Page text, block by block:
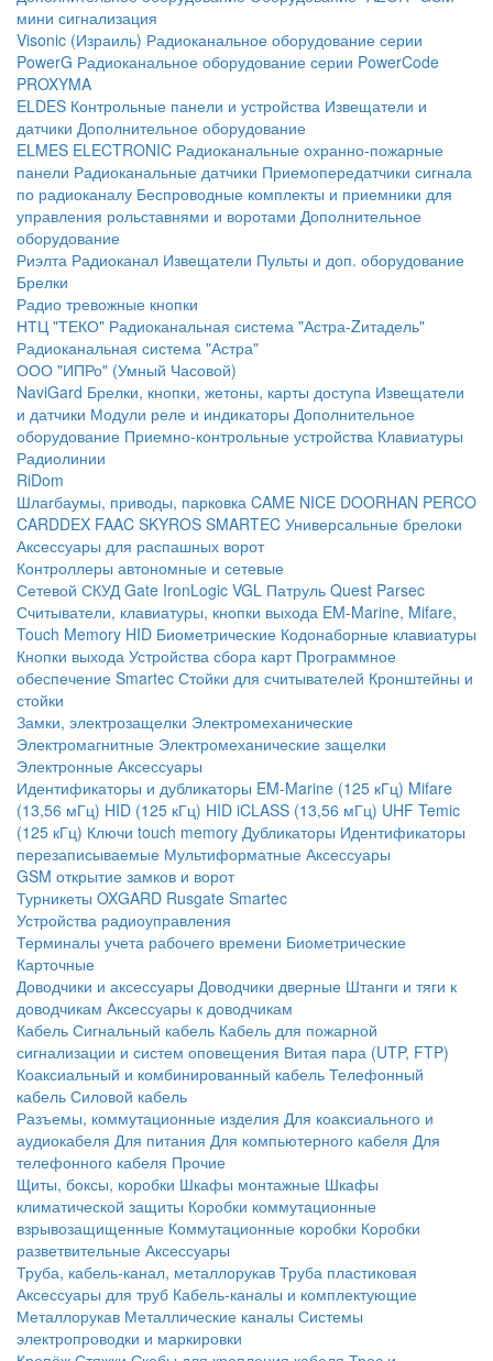
мини сигнализация
Visonic (Израиль) Радиоканальное оборудование серии
PowerG Радиоканальное оборудование серии PowerCode
PROXYMA
ELDES Контрольные панели и устройства Извещатели и
датчики Дополнительное оборудование
ELMES ELECTRONIC Радиоканальные охранно-пожарные
панели Радиоканальные датчики Приемопередатчики сигнала
по радиоканалу Беспроводные комплекты и приемники для
управления рольставнями и воротами Дополнительное
оборудование
Риэлта Радиоканал Извещатели Пульты и доп. оборудование
Брелки
Радио тревожные кнопки
НТЦ "ТЕКО" Радиоканальная система "Астра-Zитадель"
Радиоканальная система "Астра"
ООО "ИПРо" (Умный Часовой)
NaviGard Брелки, кнопки, жетоны, карты доступа Извещатели
и датчики Модули реле и индикаторы Дополнительное
оборудование Приемно-контрольные устройства Клавиатуры
Радиолинии
RiDom
Шлагбаумы, приводы, парковка CAME NICE DOORHAN PERCO
CARDDEX FAAC SKYROS SMARTEC Универсальные брелоки
Аксессуары для распашных ворот
Контроллеры автономные и сетевые
Сетевой СКУД Gate IronLogic VGL Патруль Quest Parsec
Считыватели, клавиатуры, кнопки выхода EM-Marine, Mifare,
Touch Memory HID Биометрические Кодонаборные клавиатуры
Кнопки выхода Устройства сбора карт Программное
обеспечение Smartec Стойки для считывателей Кронштейны и
стойки
Замки, электрозащелки Электромеханические
Электромагнитные Электромеханические защелки
Электронные Аксессуары
Идентификаторы и дубликаторы EM-Marine (125 кГц) Mifare
(13,56 мГц) HID (125 кГц) HID iCLASS (13,56 мГц) UHF Temic
(125 кГц) Ключи touch memory Дубликаторы Идентификаторы
перезаписываемые Мультиформатные Аксессуары
GSM открытие замков и ворот
Турникеты OXGARD Rusgate Smartec
Устройства радиоуправления
Терминалы учета рабочего времени Биометрические
Карточные
Доводчики и аксессуары Доводчики дверные Штанги и тяги к
доводчикам Аксессуары к доводчикам
Кабель Сигнальный кабель Кабель для пожарной
сигнализации и систем оповещения Витая пара (UTP, FTP)
Коаксиальный и комбинированный кабель Телефонный
кабель Силовой кабель
Разъемы, коммутационные изделия Для коаксиального и
аудиокабеля Для питания Для компьютерного кабеля Для
телефонного кабеля Прочие
Щиты, боксы, коробки Шкафы монтажные Шкафы
климатической защиты Коробки коммутационные
взрывозащищенные Коммутационные коробки Коробки
разветвительные Аксессуары
Труба, кабель-канал, металлорукав Труба пластиковая
Аксессуары для труб Кабель-каналы и комплектующие
Металлорукав Металлические каналы Системы
электропроводки и маркировки